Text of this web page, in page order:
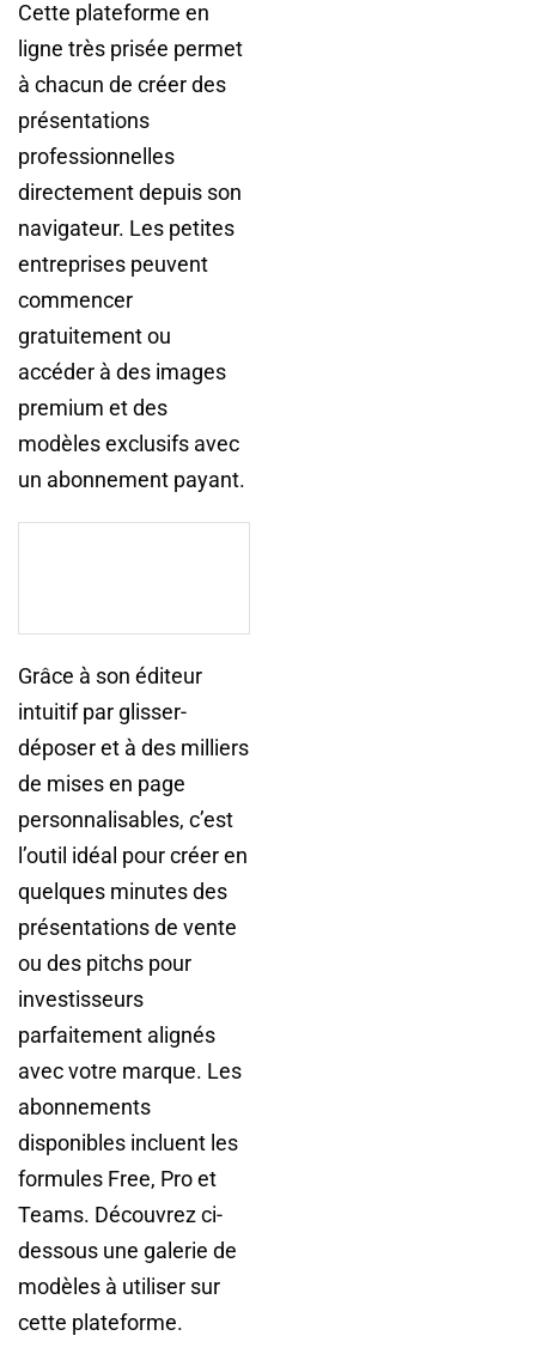
Cette plateforme en
ligne très prisée permet
à chacun de créer des
présentations
professionnelles
directement depuis son
navigateur. Les petites
entreprises peuvent
commencer
gratuitement ou
accéder à des images
premium et des
modèles exclusifs avec
un abonnement payant.
Grâce à son éditeur
intuitif par glisser-
déposer et à des milliers
de mises en page
personnalisables, c’est
l’outil idéal pour créer en
quelques minutes des
présentations de vente
ou des pitchs pour
investisseurs
parfaitement alignés
avec votre marque. Les
abonnements
disponibles incluent les
formules Free, Pro et
Teams. Découvrez ci-
dessous une galerie de
modèles à utiliser sur
cette plateforme.